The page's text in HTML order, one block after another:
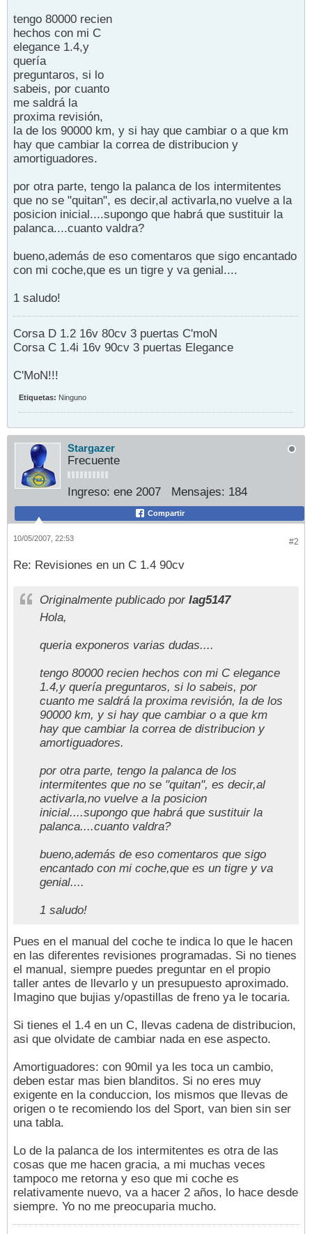
tengo 80000 recien
hechos con mi C
elegance 1.4,y
quería
preguntaros, si lo
sabeis, por cuanto
me saldrá la
proxima revisión,
la de los 90000 km, y si hay que cambiar o a que km
hay que cambiar la correa de distribucion y
amortiguadores.
por otra parte, tengo la palanca de los intermitentes
que no se "quitan", es decir,al activarla,no vuelve a la
posicion inicial....supongo que habrá que sustituir la
palanca....cuanto valdra?
bueno,además de eso comentaros que sigo encantado
con mi coche,que es un tigre y va genial....
1 saludo!
Corsa D 1.2 16v 80cv 3 puertas C'moN
Corsa C 1.4i 16v 90cv 3 puertas Elegance
C'MoN!!!
Etiquetas: Ninguno
Stargazer
Frecuente
Ingreso: ene 2007 Mensajes: 184
Compartir
#2
10/05/2007, 22:53
Re: Revisiones en un C 1.4 90cv
Originalmente publicado por lag5147
Hola,
queria exponeros varias dudas....
tengo 80000 recien hechos con mi C elegance
1.4,y quería preguntaros, si lo sabeis, por
cuanto me saldrá la proxima revisión, la de los
90000 km, y si hay que cambiar o a que km
hay que cambiar la correa de distribucion y
amortiguadores.
por otra parte, tengo la palanca de los
intermitentes que no se "quitan", es decir,al
activarla,no vuelve a la posicion
inicial....supongo que habrá que sustituir la
palanca....cuanto valdra?
bueno,además de eso comentaros que sigo
encantado con mi coche,que es un tigre y va
genial....
1 saludo!
Pues en el manual del coche te indica lo que le hacen
en las diferentes revisiones programadas. Si no tienes
el manual, siempre puedes preguntar en el propio
taller antes de llevarlo y un presupuesto aproximado.
Imagino que bujias y/opastillas de freno ya le tocaria.
Si tienes el 1.4 en un C, llevas cadena de distribucion,
asi que olvidate de cambiar nada en ese aspecto.
Amortiguadores: con 90mil ya les toca un cambio,
deben estar mas bien blanditos. Si no eres muy
exigente en la conduccion, los mismos que llevas de
origen o te recomiendo los del Sport, van bien sin ser
una tabla.
Lo de la palanca de los intermitentes es otra de las
cosas que me hacen gracia, a mi muchas veces
tampoco me retorna y eso que mi coche es
relativamente nuevo, va a hacer 2 años, lo hace desde
siempre. Yo no me preocuparia mucho.